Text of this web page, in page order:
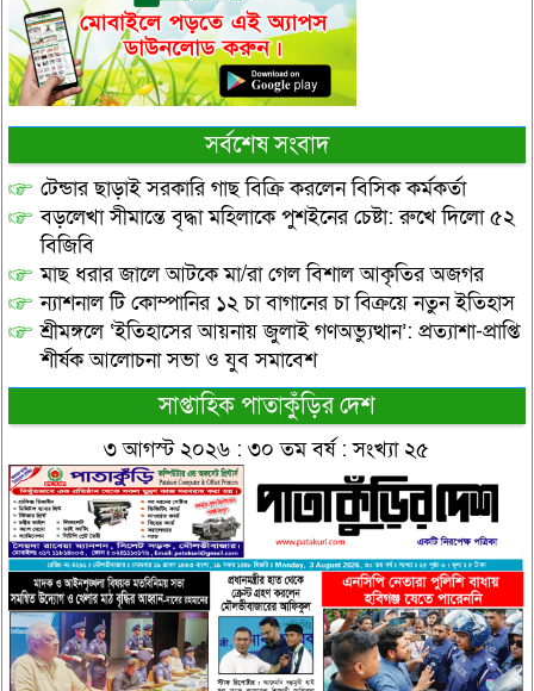
সর্বশেষ সংবাদ
টেন্ডার ছাড়াই সরকারি গাছ বিক্রি করলেন বিসিক কর্মকর্তা
বড়লেখা সীমান্তে বৃদ্ধা মহিলাকে পুশইনের চেষ্টা: রুখে দিলো ৫২
বিজিবি
মাছ ধরার জালে আটকে মা/রা গেল বিশাল আকৃতির অজগর
ন্যাশনাল টি কোম্পানির ১২ চা বাগানের চা বিক্রয়ে নতুন ইতিহাস
শ্রীমঙ্গলে ‘ইতিহাসের আয়নায় জুলাই গণঅভ্যুত্থান’: প্রত্যাশা-প্রাপ্তি
শীর্ষক আলোচনা সভা ও যুব সমাবেশ
সাপ্তাহিক পাতাকুঁড়ির দেশ
৩ আগস্ট ২০২৬ : ৩০ তম বর্ষ : সংখ্যা ২৫